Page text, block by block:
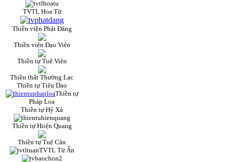
TVTL Hoa Từ
Thiền viện Phật Đăng
Thiền viện Đạo Viên
Thiền tự Tuệ Viên
Thiền thất Thường Lạc
Thiền tự Tiêu Dao
Thiền tự
Pháp Loa
Thiền tự Hỷ Xả
Thiền tự Hiiện Quang
Thiền tự Tuệ Căn
TVTL Từ Ấn